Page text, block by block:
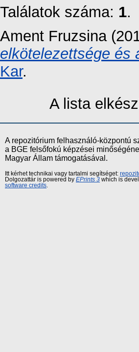
Találatok száma: 1.
Ament Fruzsina
elkötelezettsége és
Kar.
A lista
A repozitórium felhasználó-központú
a BGE felsőfokú képzései
Magyar Állam támogatásával.
Itt kérhet technikai vagy tartalmi segítséget:
Dolgozattár is powered by EPrints 3 which is
software credits